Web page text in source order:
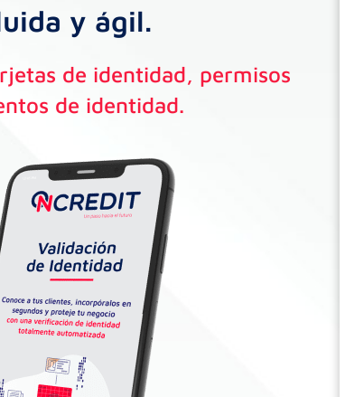
y ágil.
de identidad, permisos
de identidad.